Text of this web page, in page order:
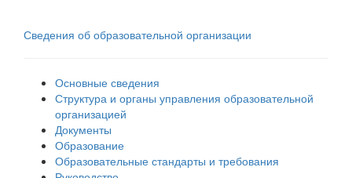
Сведения об образовательной организации
Основные сведения
Структура и органы управления образовательной
организацией
Документы
Образование
Образовательные стандарты и требования